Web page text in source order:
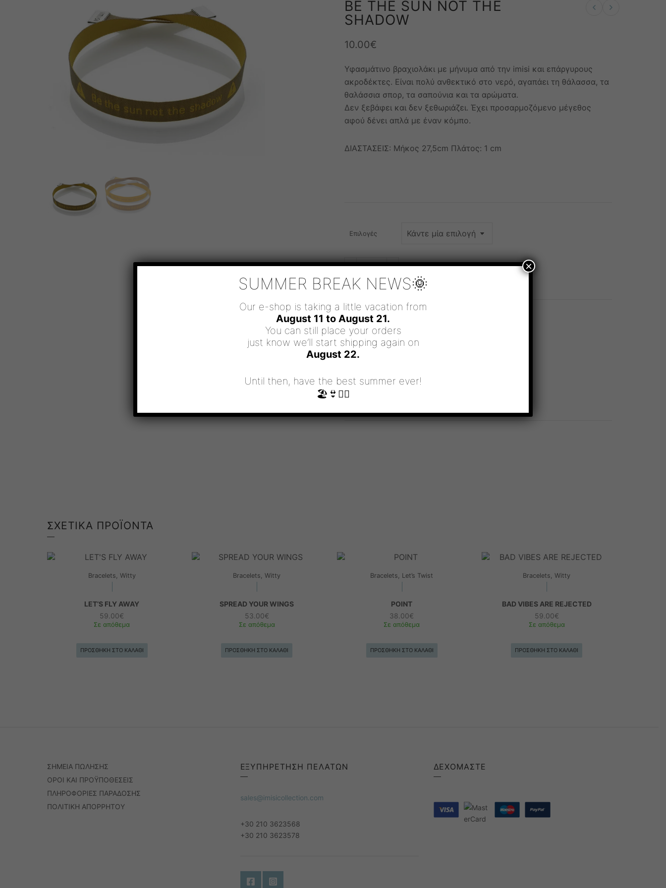
Previous product Next product
BE THE SUN NOT THE
SHADOW
10.00€
Υφασμάτινο βραχιολάκι με μήνυμα από την imisi και επάργυρους
ακροδέκτες. Είναι πολύ ανθεκτικό στο νερό, αγαπάει τη θάλασσα, τα
θαλάσσια σπορ, τα σαπούνια και τα αρώματα.
Δεν ξεβάφει και δεν ξεθωριάζει. Έχει προσαρμοζόμενο μέγεθος
αφού δένει απλά με έναν κόμπο.
ΔΙΑΣΤΑΣΕΙΣ: Μήκος 27,5cm Πλάτος: 1 cm
Επιλογές
-
BE
THE
SUN
NOT
ΠΟΣΌΤΗΤΑ
+ ΠΡΟΣΘΉΚΗ ΣΤΟ ΚΑΛΆΘΙ
ΚΩΔΙΚΌΣ ΠΡΟΪΌΝΤΟΣ:
ΚΑΤΗΓΟΡΊΕΣ:
ΒΡΑΧΙΟΛΙΑ
Επιλογές Μονό, Ζεύγος
ΣΧΕΤΙΚΆ ΠΡΟΪΌΝΤΑ
Bracelets, Witty
LET’S FLY AWAY
59.00€
Σε απόθεμα
ΠΡΟΣΘΉΚΗ ΣΤΟ ΚΑΛΆΘΙ
Bracelets, Witty
SPREAD YOUR WINGS
53.00€
Σε απόθεμα
ΠΡΟΣΘΉΚΗ ΣΤΟ ΚΑΛΆΘΙ
Bracelets, Let’s Twist
POINT
38.00€
Σε απόθεμα
ΠΡΟΣΘΉΚΗ ΣΤΟ ΚΑΛΆΘΙ
Bracelets, Witty
BAD VIBES ARE REJECTED
59.00€
Σε απόθεμα
ΠΡΟΣΘΉΚΗ ΣΤΟ ΚΑΛΆΘΙ
ΣΗΜΕΙΑ ΠΩΛΗΣΗΣ
ΟΡΟΙ ΚΑΙ ΠΡΟΫΠΟΘΕΣΕΙΣ
ΠΛΗΡΟΦΟΡΙΕΣ ΠΑΡΑΔΟΣΗΣ
ΠΟΛΙΤΙΚΗ ΑΠΟΡΡΗΤΟΥ
ΕΞΥΠΗΡΕΤΗΣΗ ΠΕΛΑΤΩΝ
sales@imisicollection.com
+30 210 3623568
+30 210 3623578
ΔΕΧΌΜΑΣΤΕ
SUMMER BREAK NEWS🌞
Our e-shop is taking a little vacation from
August 11 to August 21.
You can still place your orders
just know we’ll start shipping again on
August 22.
Until then, have the best summer ever!
🏖👙🧜‍♀️
×